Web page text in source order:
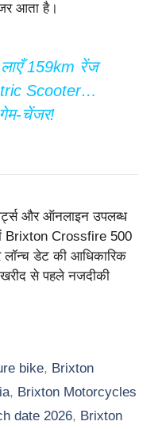
आता है।
159km रेंज
Scooter…
गेम-चेंजर!
और ऑनलाइन उपलब्ध
में Brixton Crossfire 500
डेट की आधिकारिक
खरीद से पहले नजदीकी
bike, Brixton
, Brixton Motorcycles
date 2026, Brixton